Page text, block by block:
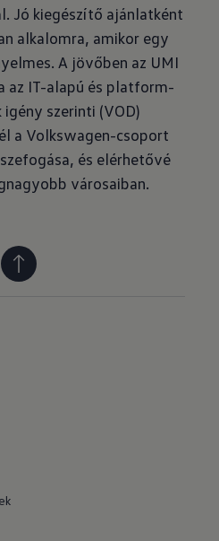
Jó kiegészítő ajánlatként
alkalomra, amikor egy
A jövőben az UMI
az IT-alapú és platform-
szerinti (VOD)
a Volkswagen-csoport
és elérhetővé
városaiban.